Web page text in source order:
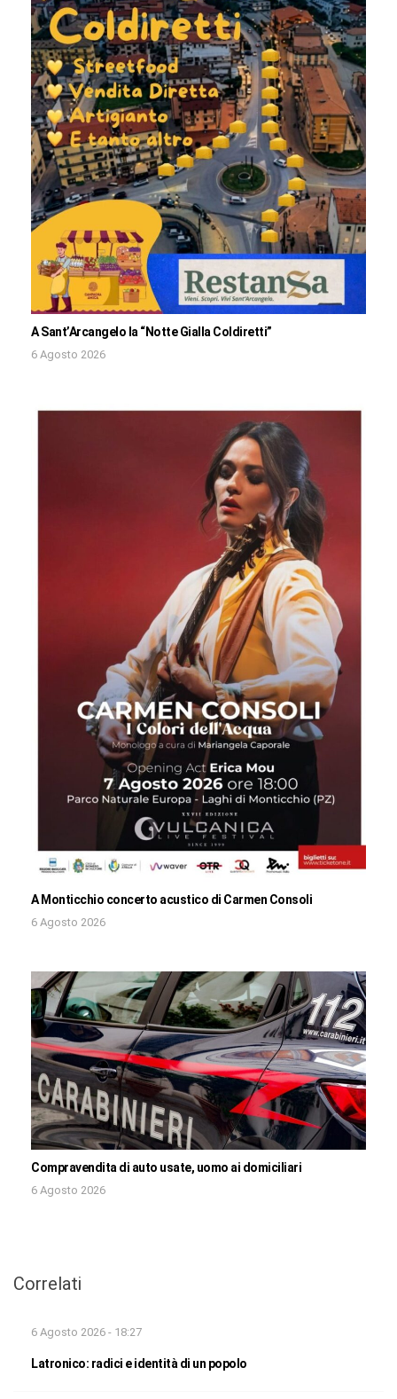
A Sant’Arcangelo la “Notte Gialla Coldiretti”
6 Agosto 2026
A Monticchio concerto acustico di Carmen Consoli
6 Agosto 2026
Compravendita di auto usate, uomo ai domiciliari
6 Agosto 2026
Correlati
6 Agosto 2026 - 18:27
Latronico: radici e identità di un popolo